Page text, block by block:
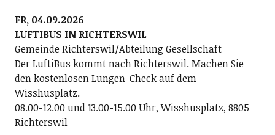
FR, 04.09.2026
LUFTIBUS IN RICHTERSWIL
Gemeinde Richterswil/Abteilung Gesellschaft
Der LuftiBus kommt nach Richterswil. Machen Sie
den kostenlosen Lungen-Check auf dem
Wisshusplatz.
08.00-12.00 und 13.00-15.00 Uhr, Wisshusplatz, 8805
Richterswil